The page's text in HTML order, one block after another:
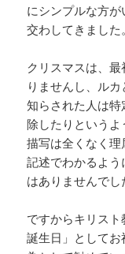
にシンプルな方
交わしてきました
クリスマスは、
りませんし、ル
知らされた人は
除したりという
描写は全くなく
記述でわかるよ
はありませんでし
ですからキリス
誕生日」として